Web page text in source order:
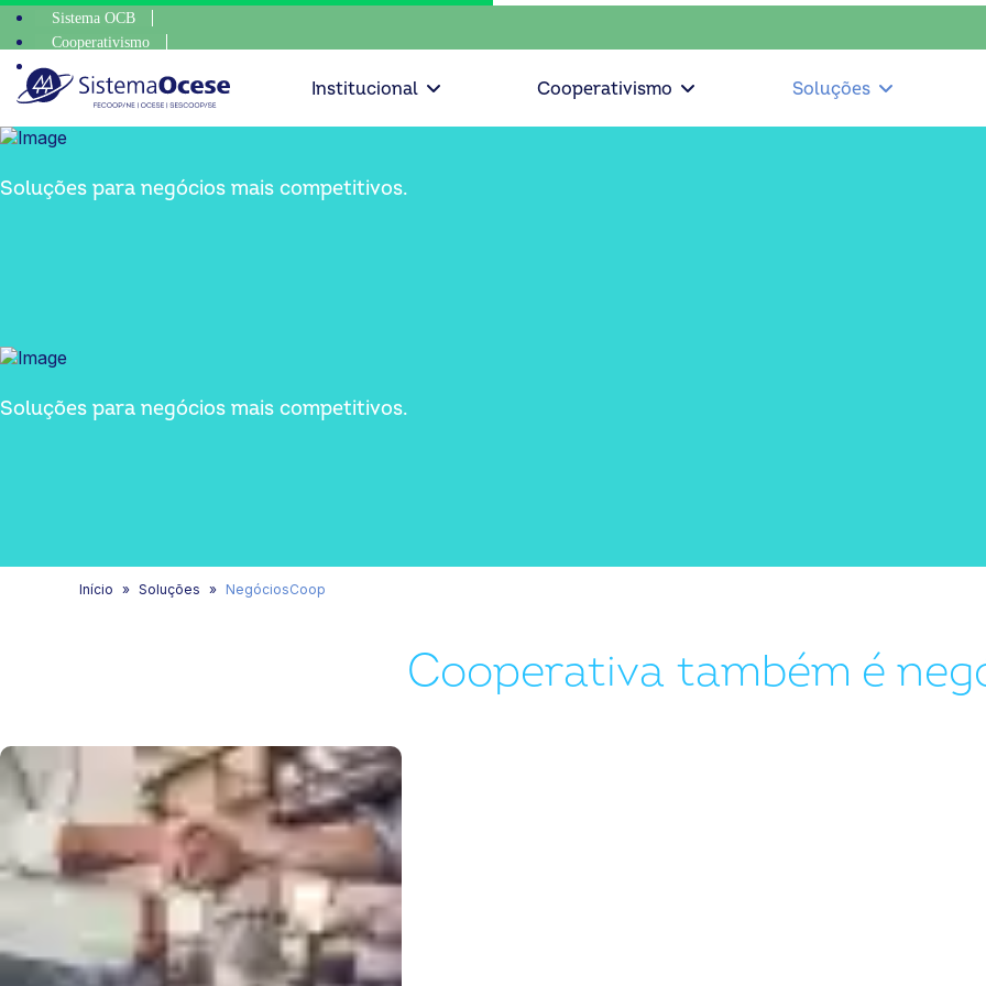
Sistema OCB
Cooperativismo
SomosCoop
Institucional Cooperativismo Soluções
Soluções para negócios mais competitivos.
Soluções para negócios mais competitivos.
Início Soluções NegóciosCoop
Cooperativa também é